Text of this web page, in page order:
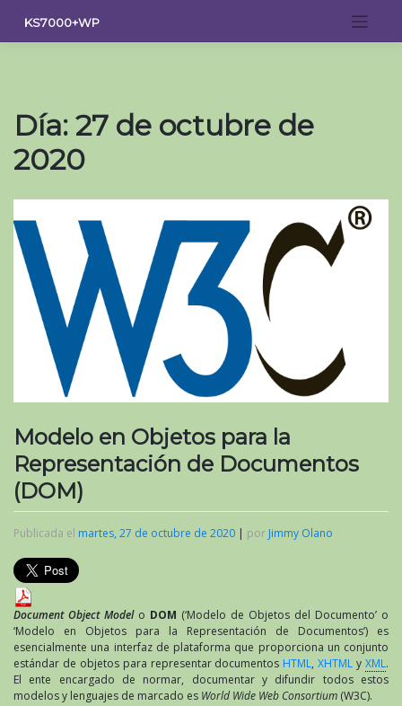
contenido
KS7000+WP
Día: 27 de octubre de
2020
Modelo en Objetos para la
Representación de Documentos
(DOM)
Publicada el martes, 27 de octubre de 2020 | por Jimmy Olano
Document Object Modelo DOM (‘Modelo de Objetos del Documento’ o
‘Modelo en Objetos para la Representación de Documentos’) es
esencialmente una interfaz de plataforma que proporciona un conjunto
estándar de objetos para representar documentos HTML,XHTML yXML.
El ente encargado de normar, documentar y difundir todos estos
modelos y lenguajes de marcado es World Wide Web Consortium (W3C).